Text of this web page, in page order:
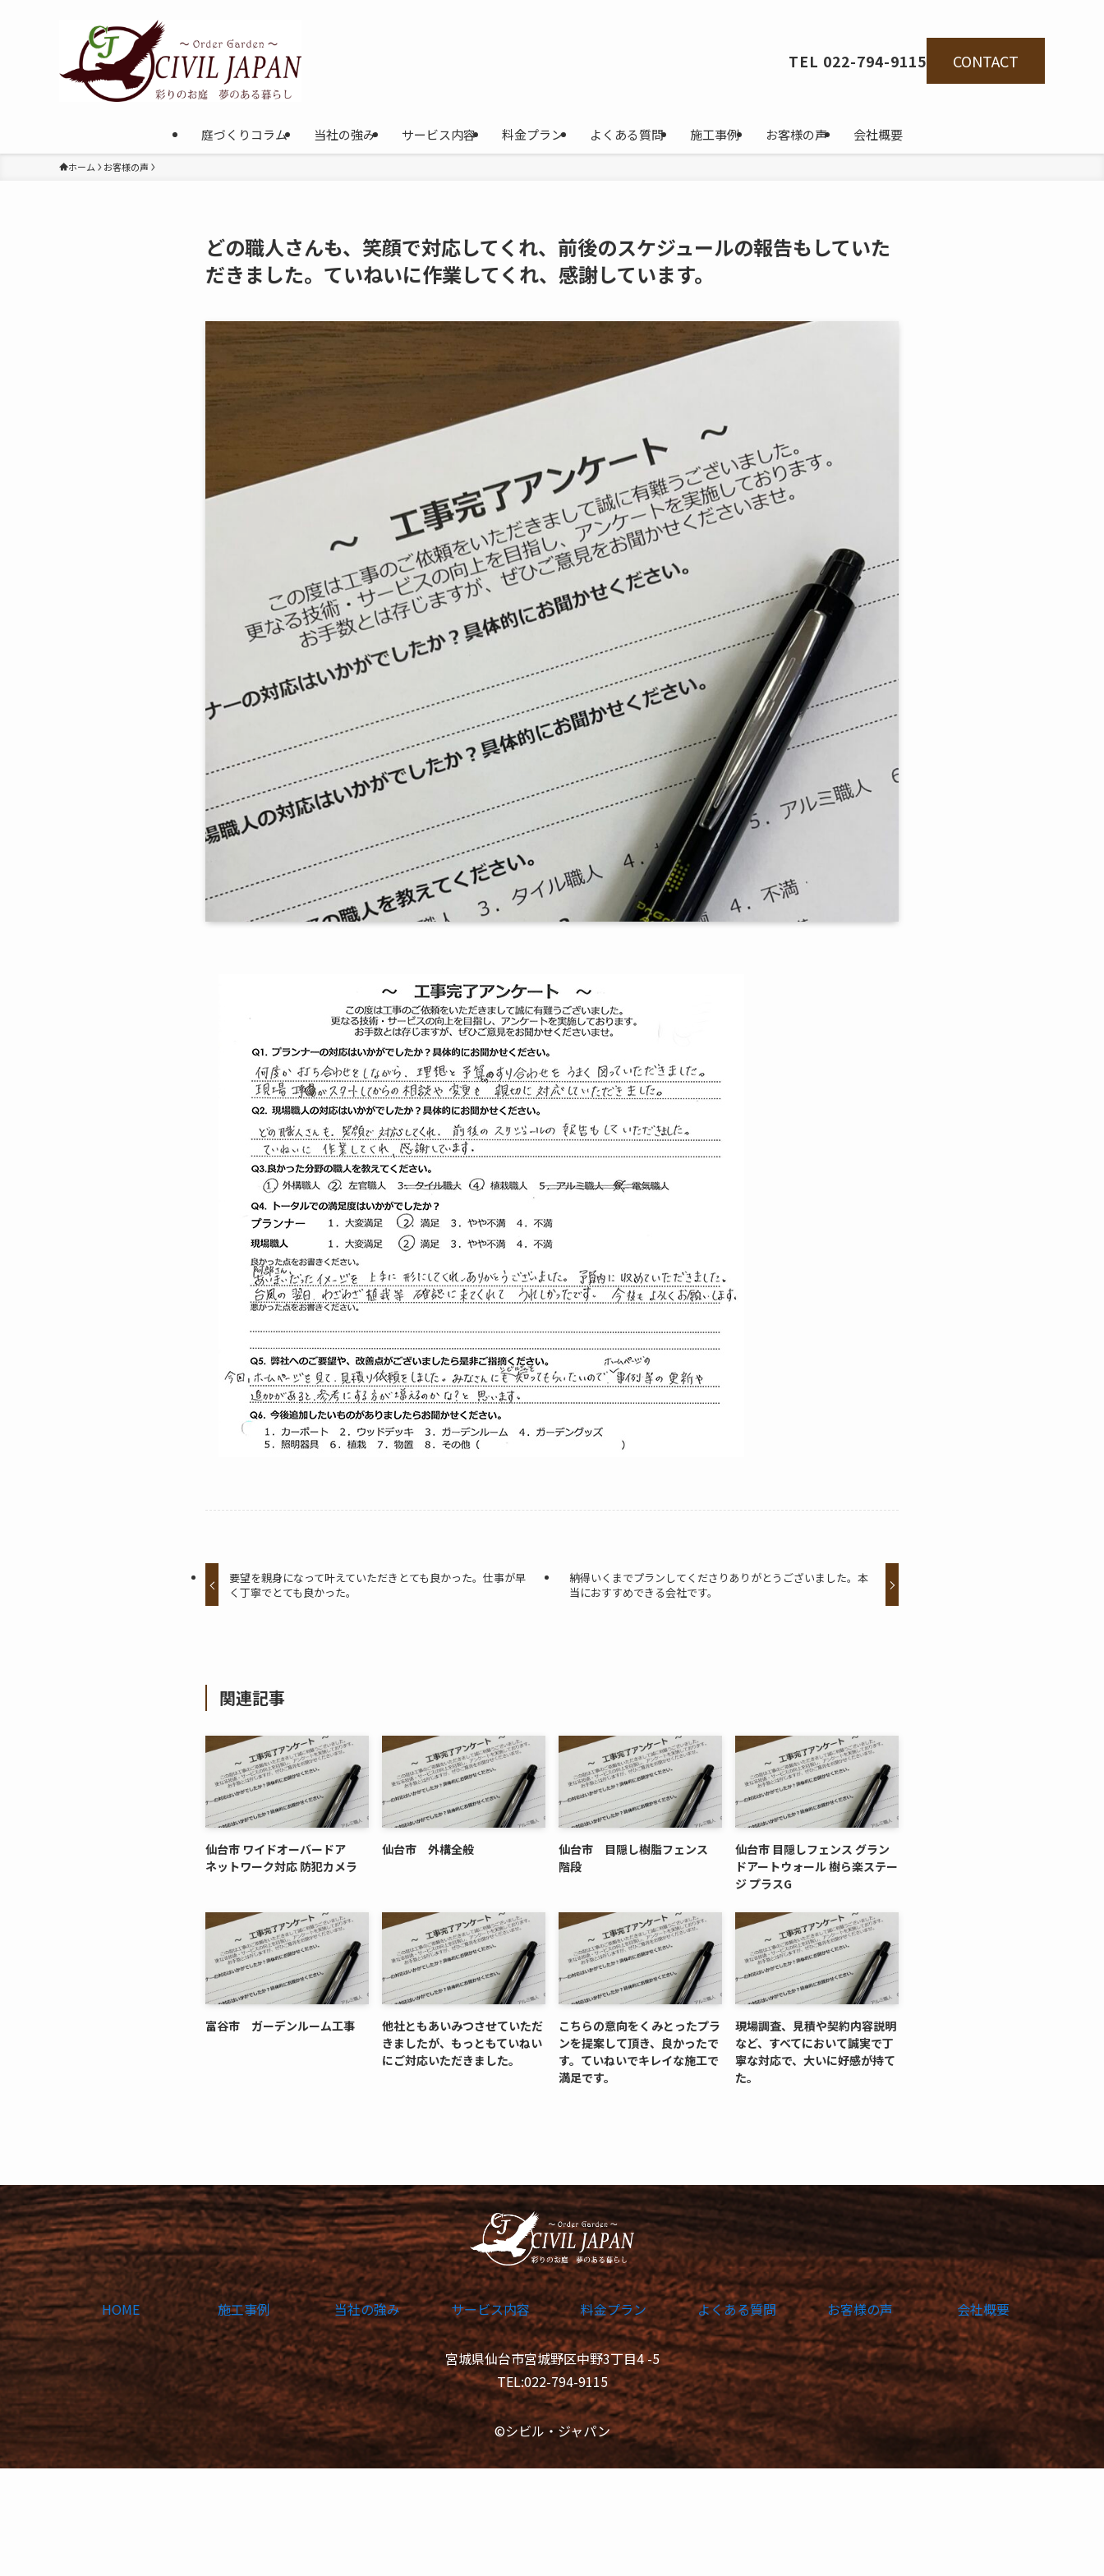
庭づくりコラム 当社の強み サービス内容 料金プラン よくある質問 施工事例 お客様の声 会社概要
TEL 022-794-9115 CONTACT
ホーム お客様の声
どの職人さんも、笑顔で対応してくれ、前後のスケジュールの報告もしていた
だきました。ていねいに作業してくれ、感謝しています。
要望を親身になって叶えていただきとても良かった。仕事が早
く丁寧でとても良かった。
納得いくまでプランしてくださりありがとうございました。本
当におすすめできる会社です。
関連記事
仙台市 ワイドオーバードア
ネットワーク対応 防犯カメラ
仙台市 外構全般
仙台市 目隠し樹脂フェンス
階段
仙台市 目隠しフェンス グラン
ドアートウォール 樹ら楽ステー
ジ プラスG
富谷市 ガーデンルーム工事
他社ともあいみつさせていただ
きましたが、もっともていねい
にご対応いただきました。
こちらの意向をくみとったプラ
ンを提案して頂き、良かったで
す。ていねいでキレイな施工で
満足です。
現場調査、見積や契約内容説明
など、すべてにおいて誠実で丁
寧な対応で、大いに好感が持て
た。
HOME 施工事例 当社の強み サービス内容 料金プラン よくある質問 お客様の声 会社概要
宮城県仙台市宮城野区中野3丁目4 -5
TEL:022-794-9115
©シビル・ジャパン